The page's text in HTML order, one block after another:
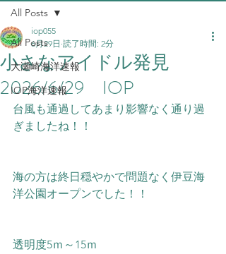
All Posts
大瀬崎海洋速報
IOP海洋速報
All Posts
小さなアイドル発見
2026/6/29 IOP
iop055
6月29日 読了時間: 2分
台風も通過してあまり影響なく通り過
ぎましたね！！
海の方は終日穏やかで問題なく伊豆海
洋公園オープンでした！！
透明度5ｍ～15ｍ